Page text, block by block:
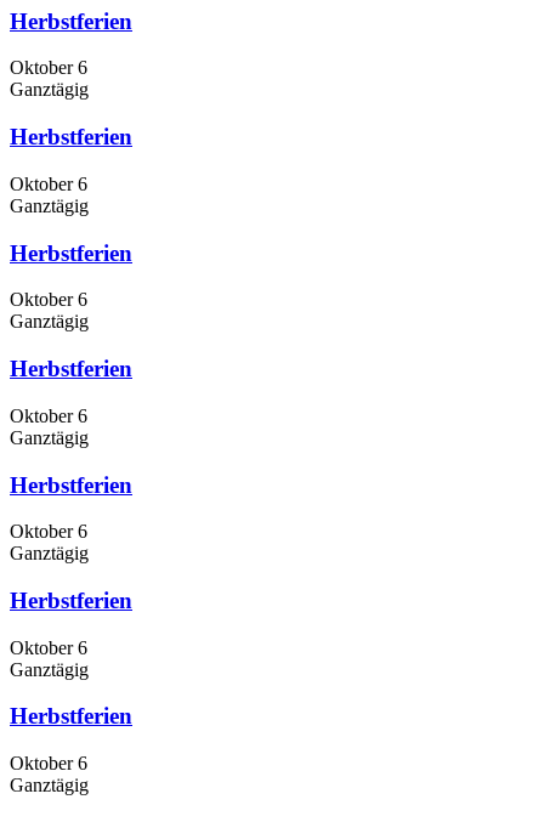
Herbstferien
Oktober 6
Ganztägig
Herbstferien
Oktober 6
Ganztägig
Herbstferien
Oktober 6
Ganztägig
Herbstferien
Oktober 6
Ganztägig
Herbstferien
Oktober 6
Ganztägig
Herbstferien
Oktober 6
Ganztägig
Herbstferien
Oktober 6
Ganztägig